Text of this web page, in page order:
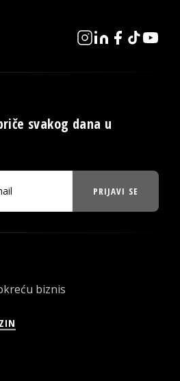
svakog dana u
PRIJAVI SE
biznis